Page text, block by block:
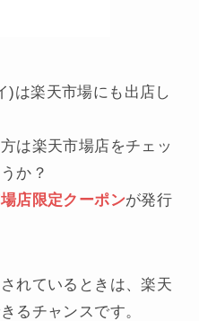
)は楽天市場にも出店し
は楽天市場店をチェッ
か？
店限定クーポンが発行
れているときは、楽天
るチャンスです。